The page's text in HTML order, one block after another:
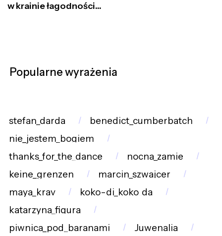
w krainie łagodności...
Popularne wyrażenia
stefan_darda
benedict_cumberbatch
nie_jestem_bogiem
thanks_for_the_dance
nocna_zamie
keine_grenzen
marcin_szwajcer
maya_krav
koko-di_koko_da
katarzyna_figura
piwnica_pod_baranami
Juwenalia